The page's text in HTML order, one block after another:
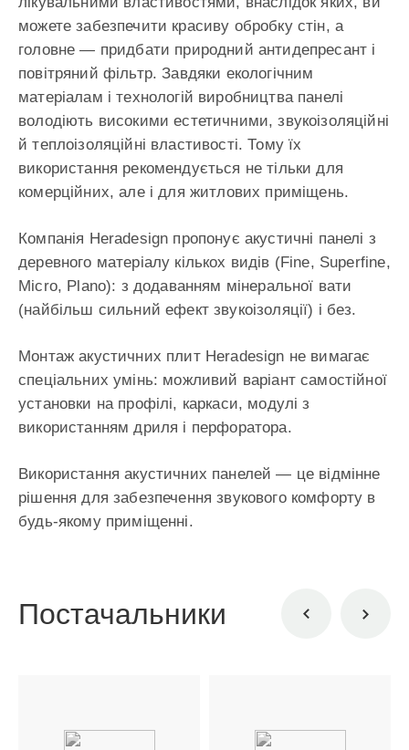
можете забезпечити красиву обробку стін, а
головне — придбати природний антидепресант і
повітряний фільтр. Завдяки екологічним
матеріалам і технологій виробництва панелі
володіють високими естетичними, звукоізоляційні
й теплоізоляційні властивості. Тому їх
використання рекомендується не тільки для
комерційних, але і для житлових приміщень.
Компанія Heradesign пропонує акустичні панелі з
деревного матеріалу кількох видів (Fine, Superfine,
Micro, Plano): з додаванням мінеральної вати
(найбільш сильний ефект звукоізоляції) і без.
Монтаж акустичних плит Heradesign не вимагає
спеціальних умінь: можливий варіант самостійної
установки на профілі, каркаси, модулі з
використанням дриля і перфоратора.
Використання акустичних панелей — це відмінне
рішення для забезпечення звукового комфорту в
будь-якому приміщенні.
Постачальники